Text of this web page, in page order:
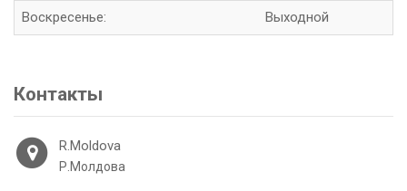
Воскресенье: Выходной
Контакты
R.Moldova
Р.Молдова